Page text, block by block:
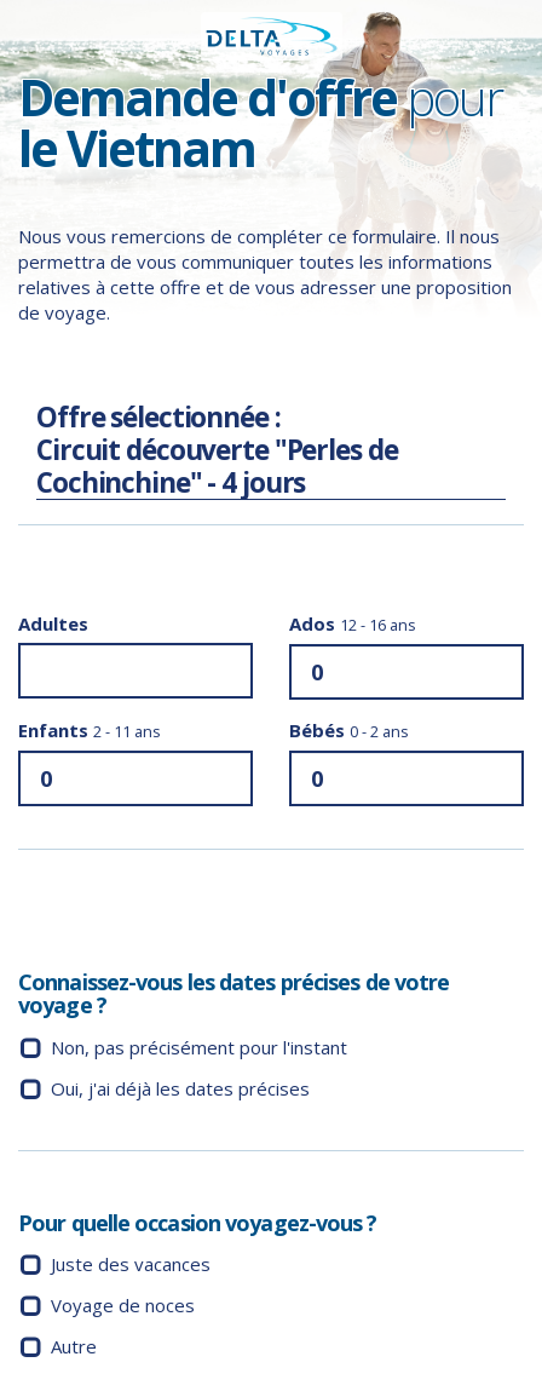
Demande d'offrepour
le Vietnam
Nous vous remercions de compléter ce formulaire. Il nous
permettra de vous communiquer toutes les informations
relatives à cette offre et de vous adresser une proposition
de voyage.
Offre sélectionnée :
Circuit découverte "Perles de
Cochinchine" - 4 jours
Adultes Ados 12 - 16 ans
Enfants 2 - 11 ans Bébés 0 - 2 ans
Connaissez-vous les dates précises de votre
voyage ?
Non, pas précisément pour l'instant
Oui, j'ai déjà les dates précises
Pour quelle occasion voyagez-vous ?
Juste des vacances
Voyage de noces
Autre